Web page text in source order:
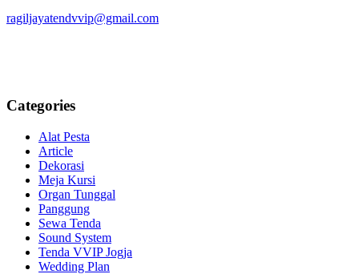
ragiljayatendvvip@gmail.com
Categories
Alat Pesta
Article
Dekorasi
Meja Kursi
Organ Tunggal
Panggung
Sewa Tenda
Sound System
Tenda VVIP Jogja
Wedding Plan